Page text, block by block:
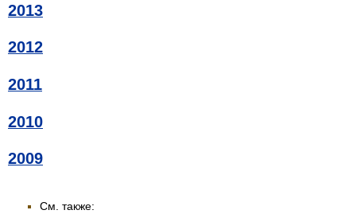
2013
2012
2011
2010
2009
См. также: